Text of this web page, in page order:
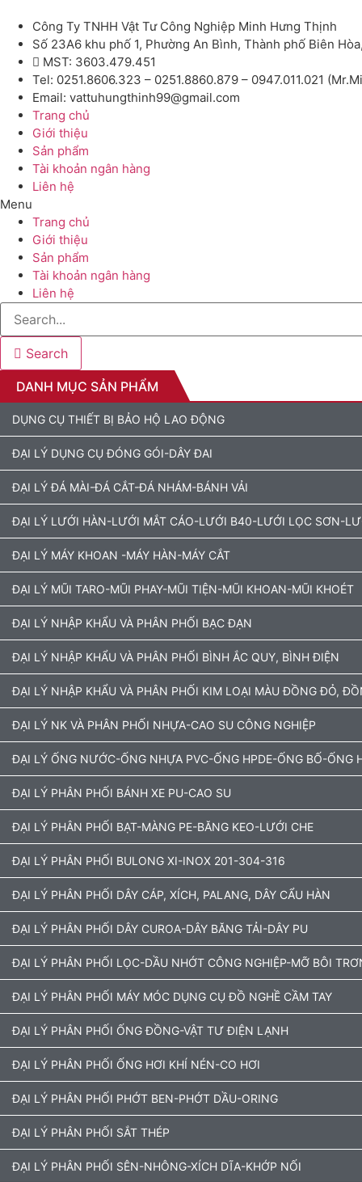
Công Ty TNHH Vật Tư Công Nghiệp Minh Hưng Thịnh
Số 23A6 khu phố 1, Phường An Bình, Thành phố Biên
MST: 3603.479.451
Tel: 0251.8606.323 – 0251.8860.879 – 0947.011.021
Email: vattuhungthinh99@gmail.com
Trang chủ
Giới thiệu
Sản phẩm
Tài khoản ngân hàng
Liên hệ
Menu
Trang chủ
Giới thiệu
Sản phẩm
Tài khoản ngân hàng
Liên hệ
Search
DANH MỤC SẢN PHẨM
DỤNG CỤ THIẾT BỊ BẢO HỘ LAO ĐỘNG
ĐẠI LÝ DỤNG CỤ ĐÓNG GÓI-DÂY ĐAI
ĐẠI LÝ ĐÁ MÀI-ĐÁ CẮT-ĐÁ NHÁM-BÁNH VẢI
ĐẠI LÝ LƯỚI HÀN-LƯỚI MẮT CÁO-LƯỚI B40-LƯỚI LỌC SƠN-
ĐẠI LÝ MÁY KHOAN -MÁY HÀN-MÁY CẮT
ĐẠI LÝ MŨI TARO-MŨI PHAY-MŨI TIỆN-MŨI KHOAN-MŨI KHOÉT
ĐẠI LÝ NHẬP KHẨU VÀ PHÂN PHỐI BẠC ĐẠN
ĐẠI LÝ NHẬP KHẨU VÀ PHÂN PHỐI BÌNH ẮC QUY, BÌNH ĐIỆN
ĐẠI LÝ NHẬP KHẨU VÀ PHÂN PHỐI KIM LOẠI MÀU ĐỒNG ĐỎ,
ĐẠI LÝ NK VÀ PHÂN PHỐI NHỰA-CAO SU CÔNG NGHIỆP
ĐẠI LÝ ỐNG NƯỚC-ỐNG NHỰA PVC-ỐNG HPDE-ỐNG BỐ-ỐNG
ĐẠI LÝ PHÂN PHỐI BÁNH XE PU-CAO SU
ĐẠI LÝ PHÂN PHỐI BẠT-MÀNG PE-BĂNG KEO-LƯỚI CHE
ĐẠI LÝ PHÂN PHỐI BULONG XI-INOX 201-304-316
ĐẠI LÝ PHÂN PHỐI DÂY CÁP, XÍCH, PALANG, DÂY CẨU HÀN
ĐẠI LÝ PHÂN PHỐI DÂY CUROA-DÂY BĂNG TẢI-DÂY PU
ĐẠI LÝ PHÂN PHỐI LỌC-DẦU NHỚT CÔNG NGHIỆP-MỠ BÔI
ĐẠI LÝ PHÂN PHỐI MÁY MÓC DỤNG CỤ ĐỒ NGHỀ CẦM TAY
ĐẠI LÝ PHÂN PHỐI ỐNG ĐỒNG-VẬT TƯ ĐIỆN LẠNH
ĐẠI LÝ PHÂN PHỐI ỐNG HƠI KHÍ NÉN-CO HƠI
ĐẠI LÝ PHÂN PHỐI PHỚT BEN-PHỚT DẦU-ORING
ĐẠI LÝ PHÂN PHỐI SẮT THÉP
ĐẠI LÝ PHÂN PHỐI SÊN-NHÔNG-XÍCH DĨA-KHỚP NỐI